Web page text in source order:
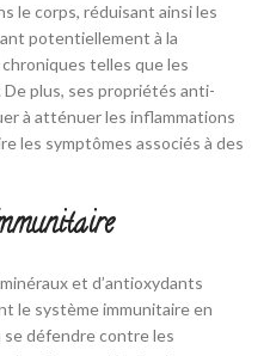
le corps, réduisant ainsi les
potentiellement à la
telles que les
De plus, ses propriétés anti-
à atténuer les inflammations
les symptômes associés à des
et d’antioxydants
le système immunitaire en
se défendre contre les